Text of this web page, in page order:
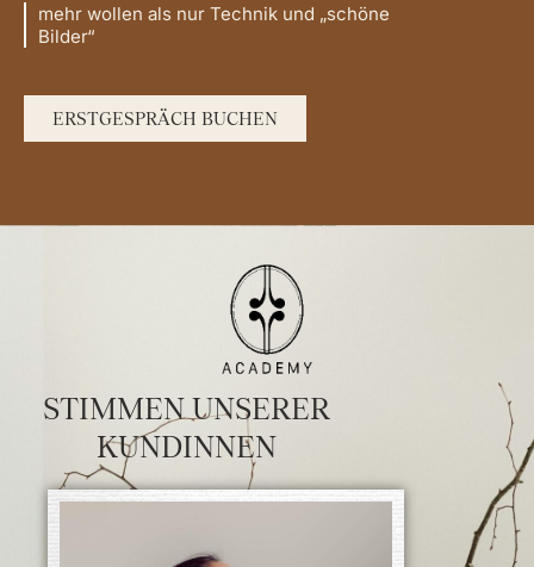
mehr wollen als nur Technik und „schöne
Bilder“
ERSTGESPRÄCH BUCHEN
STIMMEN UNSERER
KUNDINNEN